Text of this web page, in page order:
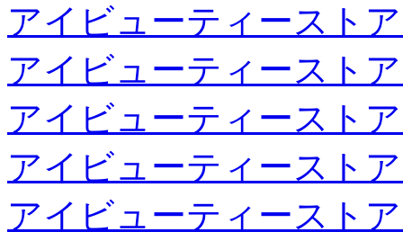
アイビューティースト
アイビューティースト
アイビューティースト
アイビューティースト
アイビューティースト